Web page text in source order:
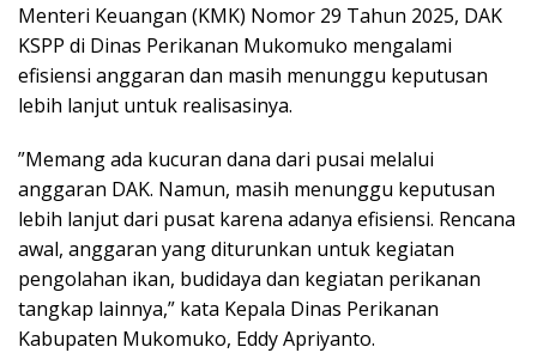
Menteri Keuangan (KMK) Nomor 29 Tahun 2025, DAK
KSPP di Dinas Perikanan Mukomuko mengalami
efisiensi anggaran dan masih menunggu keputusan
lebih lanjut untuk realisasinya.
”Memang ada kucuran dana dari pusai melalui
anggaran DAK. Namun, masih menunggu keputusan
lebih lanjut dari pusat karena adanya efisiensi. Rencana
awal, anggaran yang diturunkan untuk kegiatan
pengolahan ikan, budidaya dan kegiatan perikanan
tangkap lainnya,” kata Kepala Dinas Perikanan
Kabupaten Mukomuko, Eddy Apriyanto.